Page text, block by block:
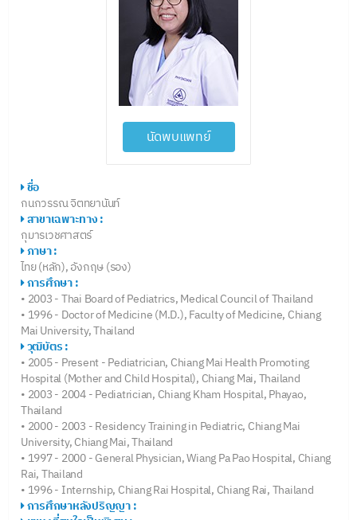
นัดพบแพทย์
ชื่อ
กนกวรรณ จิตทยานันท์
สาขาเฉพาะทาง :
กุมารเวชศาสตร์
ภาษา :
ไทย (หลัก), อังกฤษ (รอง)
การศึกษา :
• 2003 - Thai Board of Pediatrics, Medical Council of Thailand
• 1996 - Doctor of Medicine (M.D.), Faculty of Medicine, Chiang
Mai University, Thailand
วุฒิบัตร :
• 2005 - Present - Pediatrician, Chiang Mai Health Promoting
Hospital (Mother and Child Hospital), Chiang Mai, Thailand
• 2003 - 2004 - Pediatrician, Chiang Kham Hospital, Phayao,
Thailand
• 2000 - 2003 - Residency Training in Pediatric, Chiang Mai
University, Chiang Mai, Thailand
• 1997 - 2000 - General Physician, Wiang Pa Pao Hospital, Chiang
Rai, Thailand
• 1996 - Internship, Chiang Rai Hospital, Chiang Rai, Thailand
การศึกษาหลังปริญญา :